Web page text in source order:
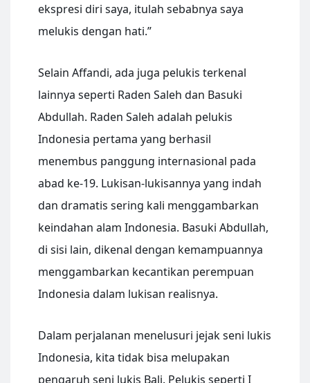
ekspresi diri saya, itulah sebabnya saya
melukis dengan hati.”
Selain Affandi, ada juga pelukis terkenal
lainnya seperti Raden Saleh dan Basuki
Abdullah. Raden Saleh adalah pelukis
Indonesia pertama yang berhasil
menembus panggung internasional pada
abad ke-19. Lukisan-lukisannya yang indah
dan dramatis sering kali menggambarkan
keindahan alam Indonesia. Basuki Abdullah,
di sisi lain, dikenal dengan kemampuannya
menggambarkan kecantikan perempuan
Indonesia dalam lukisan realisnya.
Dalam perjalanan menelusuri jejak seni lukis
Indonesia, kita tidak bisa melupakan
pengaruh seni lukis Bali. Pelukis seperti I